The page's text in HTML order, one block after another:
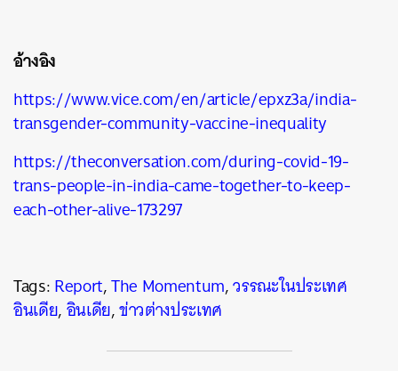
อ้างอิง
https://www.vice.com/en/article/epxz3a/india-
transgender-community-vaccine-inequality
https://theconversation.com/during-covid-19-
trans-people-in-india-came-together-to-keep-
each-other-alive-173297
Tags:Report,The Momentum,วรรณะในประเทศ
อินเดีย,อินเดีย,ข่าวต่างประเทศ